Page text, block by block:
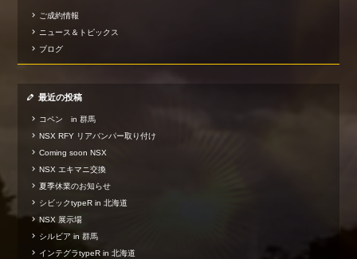
ご成約情報
ニュース＆トピックス
ブログ
最近の投稿
コペン in 群馬
NSX RFY リアバンパー取り付け
Coming soon NSX
NSX エキマニ交換
夏季休業のお知らせ
シビックtypeR in 北海道
NSX 展示場
シルビア in 群馬
インテグラtypeR in 北海道